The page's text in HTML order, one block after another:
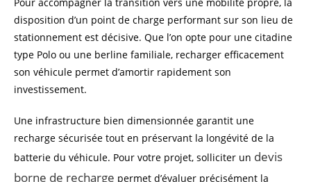
disposition d’un point de charge performant sur son lieu de
stationnement est décisive. Que l’on opte pour une citadine
type Polo ou une berline familiale, recharger efficacement
son véhicule permet d’amortir rapidement son
investissement.
Une infrastructure bien dimensionnée garantit une
recharge sécurisée tout en préservant la longévité de la
batterie du véhicule. Pour votre projet, solliciter un devis
borne de recharge permet d’évaluer précisément la